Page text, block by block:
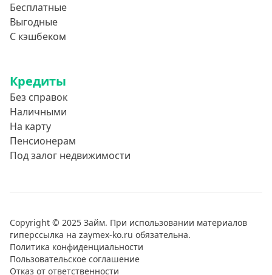
Бесплатные
Выгодные
С кэшбеком
Кредиты
Без справок
Наличными
На карту
Пенсионерам
Под залог недвижимости
Copyright © 2025 Займ. При использовании материалов
гиперссылка на zaymex-ko.ru обязательна.
Политика конфиденциальности
Пользовательское соглашение
Отказ от ответственности